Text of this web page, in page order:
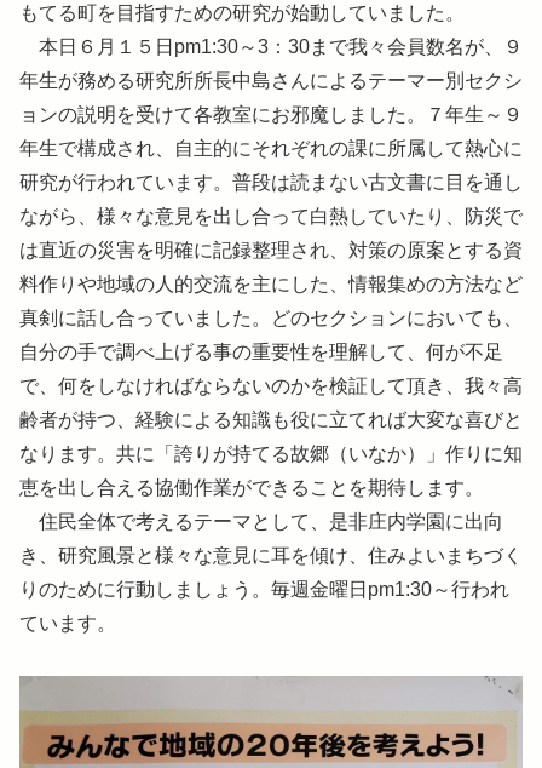
もてる町を目指すための研究が始動していました。
本日６月１５日pm1:30～3：30まで我々会員数名が、９
年生が務める研究所所長中島さんによるテーマー別セクシ
ョンの説明を受けて各教室にお邪魔しました。７年生～９
年生で構成され、自主的にそれぞれの課に所属して熱心に
研究が行われています。普段は読まない古文書に目を通し
ながら、様々な意見を出し合って白熱していたり、防災で
は直近の災害を明確に記録整理され、対策の原案とする資
料作りや地域の人的交流を主にした、情報集めの方法など
真剣に話し合っていました。どのセクションにおいても、
自分の手で調べ上げる事の重要性を理解して、何が不足
で、何をしなければならないのかを検証して頂き、我々高
齢者が持つ、経験による知識も役に立てれば大変な喜びと
なります。共に「誇りが持てる故郷（いなか）」作りに知
恵を出し合える協働作業ができることを期待します。
住民全体で考えるテーマとして、是非庄内学園に出向
き、研究風景と様々な意見に耳を傾け、住みよいまちづく
りのために行動しましょう。毎週金曜日pm1:30～行われ
ています。